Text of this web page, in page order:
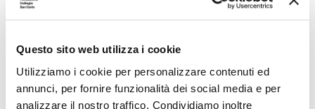
Questo sito web utilizza i cookie
Utilizziamo i cookie per personalizzare contenuti ed
annunci, per fornire funzionalità dei social media e per
analizzare il nostro traffico. Condividiamo inoltre
RECENSIONI